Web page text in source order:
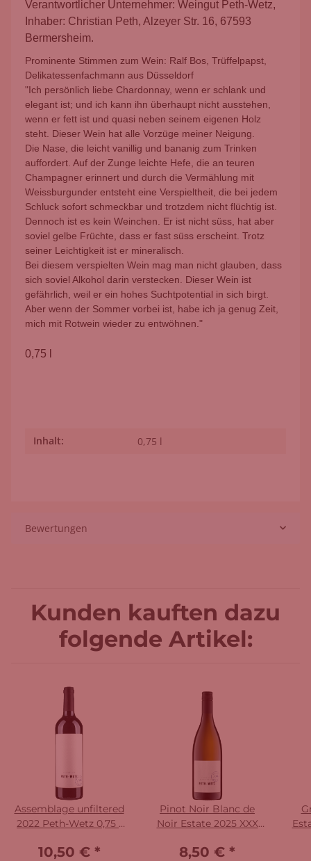
Verantwortlicher Unternehmer: Weingut Peth-Wetz,
Inhaber: Christian Peth, Alzeyer Str. 16, 67593
Bermersheim.
Prominente Stimmen zum Wein: Ralf Bos, Trüffelpapst,
Delikatessenfachmann aus Düsseldorf
"Ich persönlich liebe Chardonnay, wenn er schlank und
elegant ist; und ich kann ihn überhaupt nicht ausstehen,
wenn er fett ist und quasi neben seinem eigenen Holz
steht. Dieser Wein hat alle Vorzüge meiner Neigung.
Die Nase, die leicht vanillig und bananig zum Trinken
auffordert. Auf der Zunge leichte Hefe, die an teuren
Champagner erinnert und durch die Vermählung mit
Weissburgunder entsteht eine Verspieltheit, die bei jedem
Schluck sofort schmeckbar und trotzdem nicht flüchtig ist.
Dennoch ist es kein Weinchen. Er ist nicht süss, hat aber
soviel gelbe Früchte, dass er fast süss erscheint. Trotz
seiner Leichtigkeit ist er mineralisch.
Bei diesem verspielten Wein mag man nicht glauben, dass
sich soviel Alkohol darin verstecken. Dieser Wein ist
gefährlich, weil er ein hohes Suchtpotential in sich birgt.
Aber wenn der Sommer vorbei ist, habe ich ja genug Zeit,
mich mit Rotwein wieder zu entwöhnen."
0,75 l
Produkteigenschaft
Wert
Inhalt: 0,75 l
Bewertungen
Kunden kauften dazu
folgende Artikel:
Assemblage unfiltered
2022 Peth-Wetz 0,75 l
10,50 € *
Pinot Noir Blanc de
Noir Estate 2025 XXX
8,50 € *